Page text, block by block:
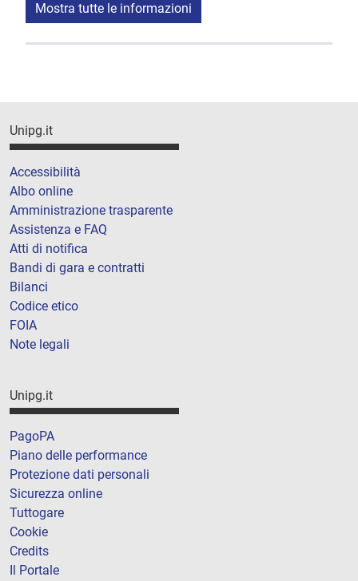
Mostra tutte le informazioni
Unipg.it
Accessibilità
Albo online
Amministrazione trasparente
Assistenza e FAQ
Atti di notifica
Bandi di gara e contratti
Bilanci
Codice etico
FOIA
Note legali
Unipg.it
PagoPA
Piano delle performance
Protezione dati personali
Sicurezza online
Tuttogare
Cookie
Credits
Il Portale